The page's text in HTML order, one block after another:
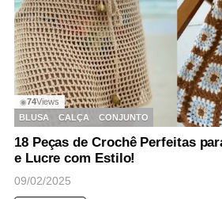
◉74Views
BLUSA
CALÇA CONJUNTO
18 Peças de Crochê Perfeitas
e Lucre com Estilo!
09/02/2025